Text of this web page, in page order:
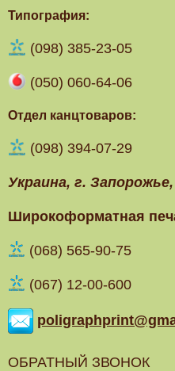
Типография:
(098) 385-23-05
(050) 060-64-06
Отдел канцтоваров:
(098) 394-07-29
Украина, г.
Широкоформатная
(‎068) 565-90-75
(067) 12-00-600
ОБРАТНЫЙ ЗВОНОК